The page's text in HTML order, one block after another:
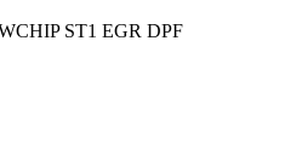
ST1 EGR DPF